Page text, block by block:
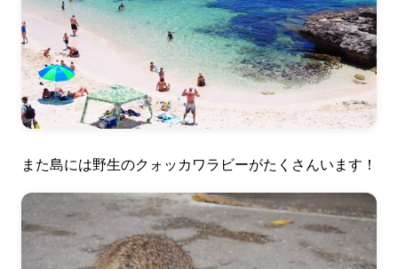
また島には野生のクォッカワラビーがたくさんいます！